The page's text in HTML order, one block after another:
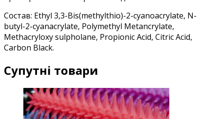
Состав: Ethyl 3,3-Bis(methylthio)-2-cyanoacrylate, N-
butyl-2-cyanacrylate, Polymethyl Metancrylate,
Methacryloxy sulpholane, Propionic Acid, Citric Acid,
Carbon Black.
Супутні товари